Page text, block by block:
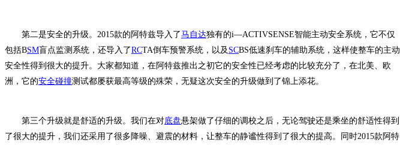
第二是安全的升级。2015款的阿特兹导入了马自达独有的i—ACTIVSENSE智能主动安全系统，它不仅
包括BSM盲点监测系统，还导入了RCTA倒车预警系统，以及 SCBS低速刹车的辅助系统，这样使整车的主动
安全性得到很大的提升。大家都知道，在阿特兹推出之初它的安全性已经考虑的比较充分了，在北美、欧
洲，它的安全碰撞测试都屡获最高等级的殊荣，无疑这次安全的升级做到了锦上添花。
第三个升级就是舒适的升级。我们在对底盘悬架做了仔细的调校之后，无论驾驶还是乘坐的舒适性得到
了很大的提升，我们还采用了很多降噪、避震的材料，让整车的静谧性得到了很大的提高。同时2015款阿特